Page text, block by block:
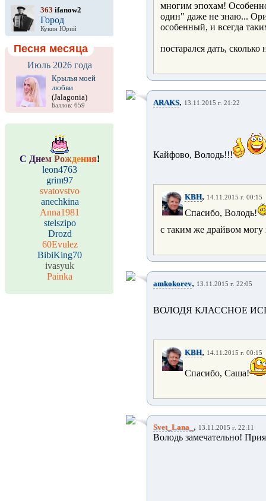
363 ifanow2
Город
Кукин Юрий
Песня месяца
Июль 2026 года
Крылья моей
любви
(Jalagonia)
Баллов: 659
С Днем Рождения!
leon4763
grim97
svatovstvo
anechkina
Anna1981
stelszipo
Drozd
60Evulez
BibiKing70
ivasyuk
Painka
многим эпохам!
один" даже не знаю...
особенный, и всегда
постарался дать, сколько
ARAKS, 13.11.2015 г. 21:22
Кайфово, Володь!!!
KBH, 14.11.2015 г. 00:15
Спасибо, Володь!
с таким же драйвом могу
amkokorev, 13.11.2015 г. 22:05
ВОЛОДЯ КЛАССНОЕ
KBH, 14.11.2015 г. 00:15
Спасибо, Саша!
Svet_Lana_ , 13.11.2015 г. 22:11
Володь замечательно!